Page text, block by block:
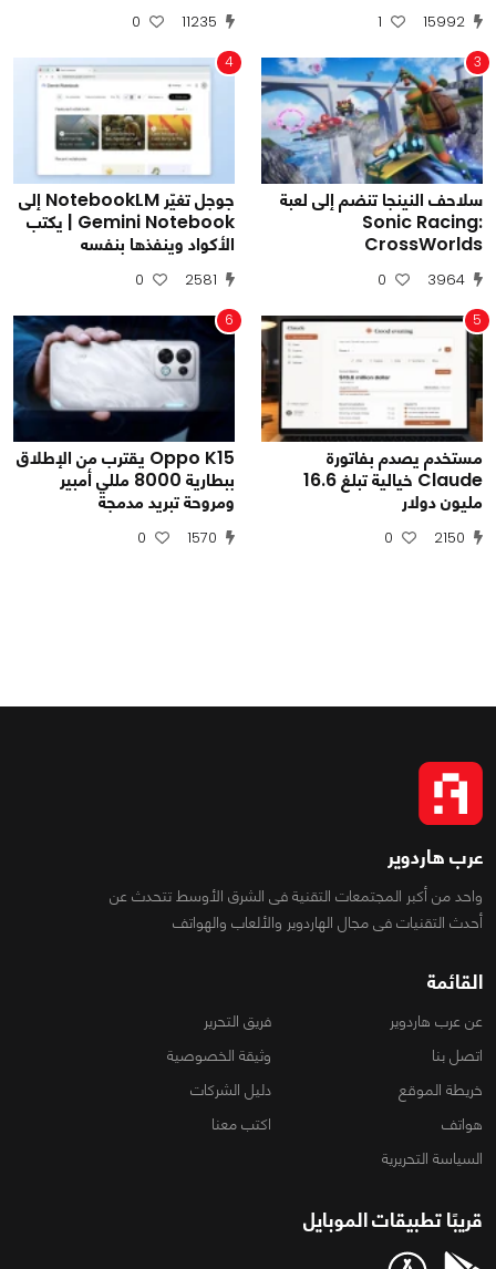
15992
1
11235
0
3
سلاحف النينجا تنضم إلى لعبة
Sonic Racing:
CrossWorlds
3964
0
4
جوجل تغيّر NotebookLM إلى
Gemini Notebook | يكتب
الأكواد وينفذها بنفسه
2581
0
5
مستخدم يصدم بفاتورة
Claude خيالية تبلغ 16.6
مليون دولار
2150
0
6
Oppo K15 يقترب من الإطلاق
ببطارية 8000 مللي أمبير
ومروحة تبريد مدمجة
1570
0
عرب هاردوير
واحد من أكبر المجتمعات التقنية فى الشرق الأوسط تتحدث عن
أحدث التقنيات فى مجال الهاردوير والألعاب والهواتف
القائمة
عن عرب هاردوير
فريق التحرير
اتصل بنا
وثيقة الخصوصية
خريطة الموقع
دليل الشركات
هواتف
اكتب معنا
السياسة التحريرية
قريبًا تطبيقات الموبايل